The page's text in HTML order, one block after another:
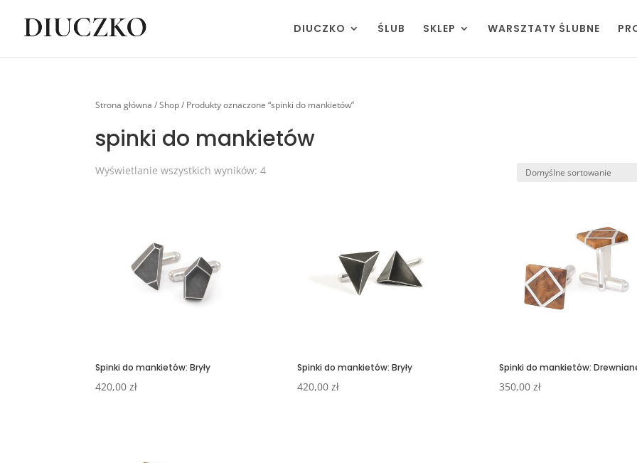
DIUCZKO ŚLUB SKLEP WARSZTATY ŚLUBNE
Strona główna /Shop/ Produkty oznaczone “spinki do mankietów”
spinki do mankietów
Wyświetlanie wszystkich wyników: 4
Spinki do mankietów: Bryły
420,00zł
Spinki do mankietów: Bryły
420,00 zł
Spinki do mankietów:
350,00 zł